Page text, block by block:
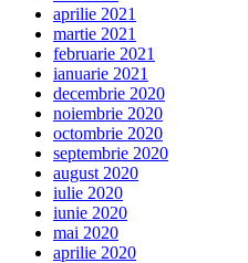
aprilie 2021
martie 2021
februarie 2021
ianuarie 2021
decembrie 2020
noiembrie 2020
octombrie 2020
septembrie 2020
august 2020
iulie 2020
iunie 2020
mai 2020
aprilie 2020